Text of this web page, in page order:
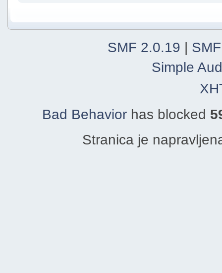
SMF 2.0.19 |
Simple
Bad Behavior has blocked
Stranica je